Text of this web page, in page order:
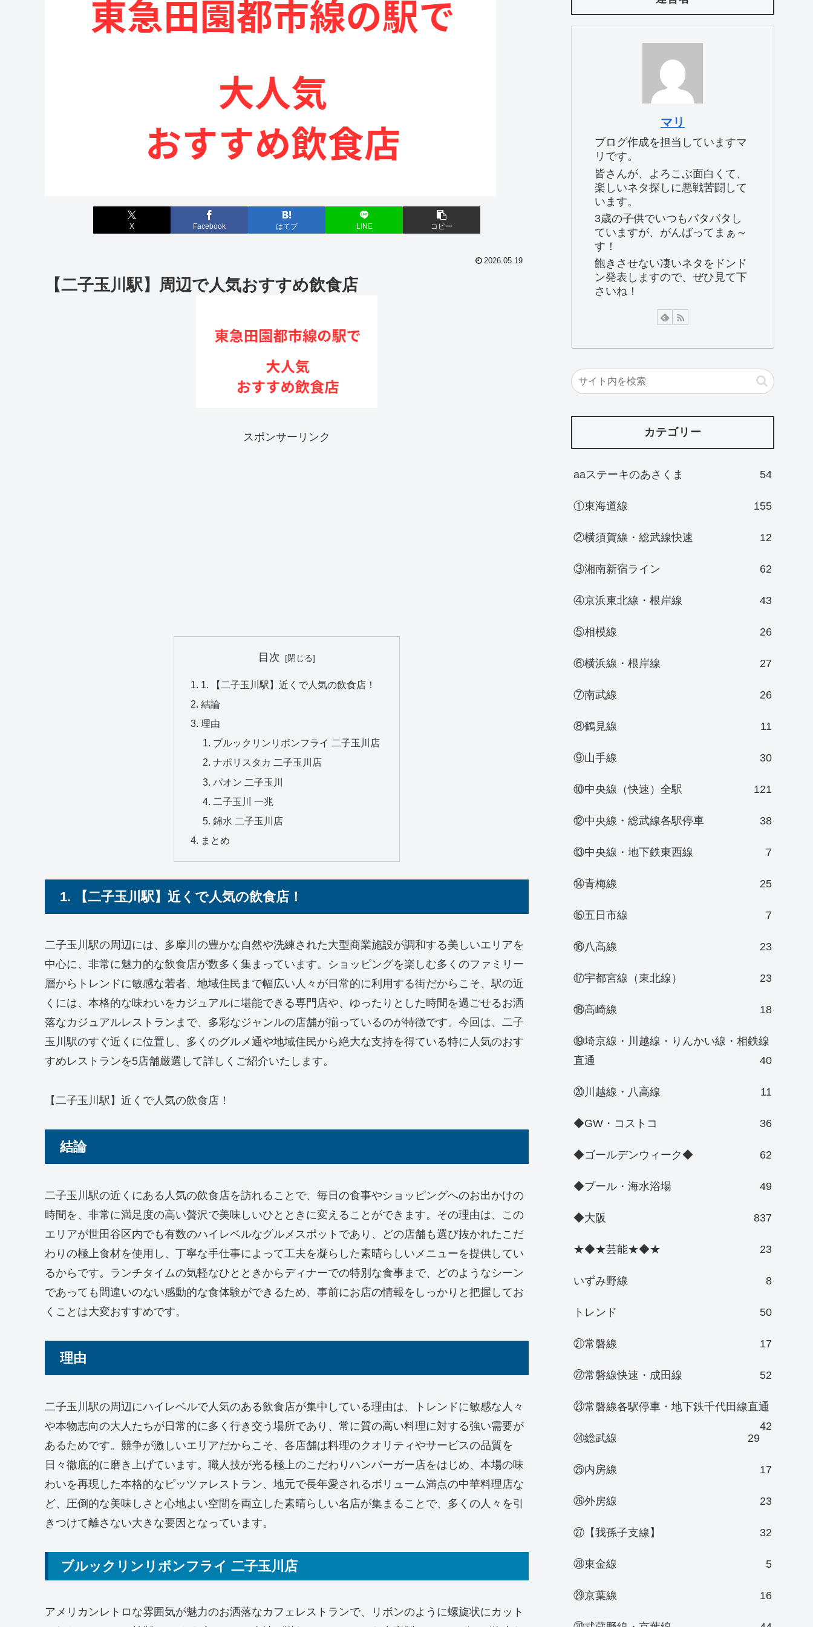
X Facebook はてブ LINE コピー
2026.05.19
【二子玉川駅】周辺で人気おすすめ飲食店
スポンサーリンク
目次
1. 【二子玉川駅】近くで人気の飲食店！
結論
理由
ブルックリンリボンフライ 二子玉川店
ナポリスタカ 二子玉川店
パオン 二子玉川
二子玉川 一兆
錦水 二子玉川店
まとめ
1. 【二子玉川駅】近くで人気の飲食店！
二子玉川駅の周辺には、多摩川の豊かな自然や洗練された大型商業施設が調和する美しいエリアを
中心に、非常に魅力的な飲食店が数多く集まっています。ショッピングを楽しむ多くのファミリー
層からトレンドに敏感な若者、地域住民まで幅広い人々が日常的に利用する街だからこそ、駅の近
くには、本格的な味わいをカジュアルに堪能できる専門店や、ゆったりとした時間を過ごせるお洒
落なカジュアルレストランまで、多彩なジャンルの店舗が揃っているのが特徴です。今回は、二子
玉川駅のすぐ近くに位置し、多くのグルメ通や地域住民から絶大な支持を得ている特に人気のおす
すめレストランを5店舗厳選して詳しくご紹介いたします。
【二子玉川駅】近くで人気の飲食店！
結論
二子玉川駅の近くにある人気の飲食店を訪れることで、毎日の食事やショッピングへのお出かけの
時間を、非常に満足度の高い贅沢で美味しいひとときに変えることができます。その理由は、この
エリアが世田谷区内でも有数のハイレベルなグルメスポットであり、どの店舗も選び抜かれたこだ
わりの極上食材を使用し、丁寧な手仕事によって工夫を凝らした素晴らしいメニューを提供してい
るからです。ランチタイムの気軽なひとときからディナーでの特別な食事まで、どのようなシーン
であっても間違いのない感動的な食体験ができるため、事前にお店の情報をしっかりと把握してお
くことは大変おすすめです。
理由
二子玉川駅の周辺にハイレベルで人気のある飲食店が集中している理由は、トレンドに敏感な人々
や本物志向の大人たちが日常的に多く行き交う場所であり、常に質の高い料理に対する強い需要が
あるためです。競争が激しいエリアだからこそ、各店舗は料理のクオリティやサービスの品質を
日々徹底的に磨き上げています。職人技が光る極上のこだわりハンバーガー店をはじめ、本場の味
わいを再現した本格的なピッツァレストラン、地元で長年愛されるボリューム満点の中華料理店な
ど、圧倒的な美味しさと心地よい空間を両立した素晴らしい名店が集まることで、多くの人々を引
きつけて離さない大きな要因となっています。
ブルックリンリボンフライ 二子玉川店
アメリカンレトロな雰囲気が魅力のお洒落なカフェレストランで、リボンのように螺旋状にカット
マリ
ブログ作成を担当していますマ
リです。
皆さんが、よろこぶ面白くて、
楽しいネタ探しに悪戦苦闘して
います。
3歳の子供でいつもバタバタし
ていますが、がんばってまぁ～
す！
飽きさせない凄いネタをドンド
ン発表しますので、ぜひ見て下
さいね！
カテゴリー
aaステーキのあさくま 54
①東海道線 155
②横須賀線・総武線快速 12
③湘南新宿ライン 62
④京浜東北線・根岸線 43
⑤相模線 26
⑥横浜線・根岸線 27
⑦南武線 26
⑧鶴見線 11
⑨山手線 30
⑩中央線（快速）全駅 121
⑫中央線・総武線各駅停車 38
⑬中央線・地下鉄東西線 7
⑭青梅線 25
⑮五日市線 7
⑯八高線 23
⑰宇都宮線（東北線） 23
⑱高崎線 18
⑲埼京線・川越線・りんかい線・相鉄線
直通
40
⑳川越線・八高線 11
◆GW・コストコ 36
◆ゴールデンウィーク◆ 62
◆プール・海水浴場 49
◆大阪 837
★◆★芸能★◆★ 23
いずみ野線 8
トレンド 50
㉑常磐線 17
㉒常磐線快速・成田線 52
㉓常磐線各駅停車・地下鉄千代田線直通
42
㉔総武線
29
㉕内房線 17
㉖外房線 23
㉗【我孫子支線】 32
㉘東金線 5
㉙京葉線 16